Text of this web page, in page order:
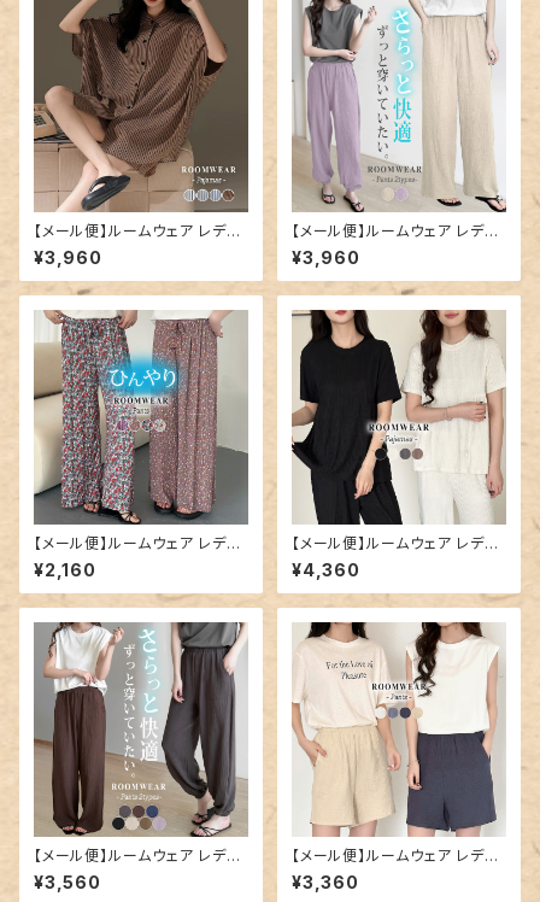
【メール便】ルームウェア レディ
ース ビッグシルエット セットアッ
プ 半袖／roomwear299
¥3,960
【メール便】ルームウェア レディ
ース パンツ のみ ボトムス ダブ
ルガーゼ ワンマイルウェア／ro
omwear300
¥3,960
【メール便】ルームウェア レディ
ース ボトムス パンツ パジャマ／
roomwear273
¥2,160
【メール便】ルームウェア レディ
ース セットアップ パジャマ トッ
プス／roomwear282
¥4,360
【メール便】ルームウェア レディ
ース パンツ のみ ボトムス／ro
omwear283
¥3,560
【メール便】ルームウェア レディ
ース ボトムス ショートパンツ パ
ジャマ／roomwear284
¥3,360